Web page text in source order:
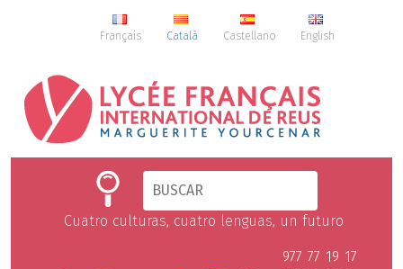
Français Català Castellano English
Cuatro culturas, cuatro lenguas, un futuro
977 77 19 17